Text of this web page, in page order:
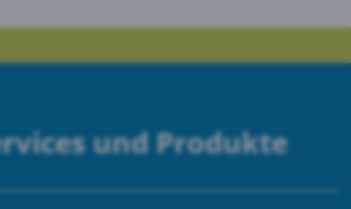
und Produkte